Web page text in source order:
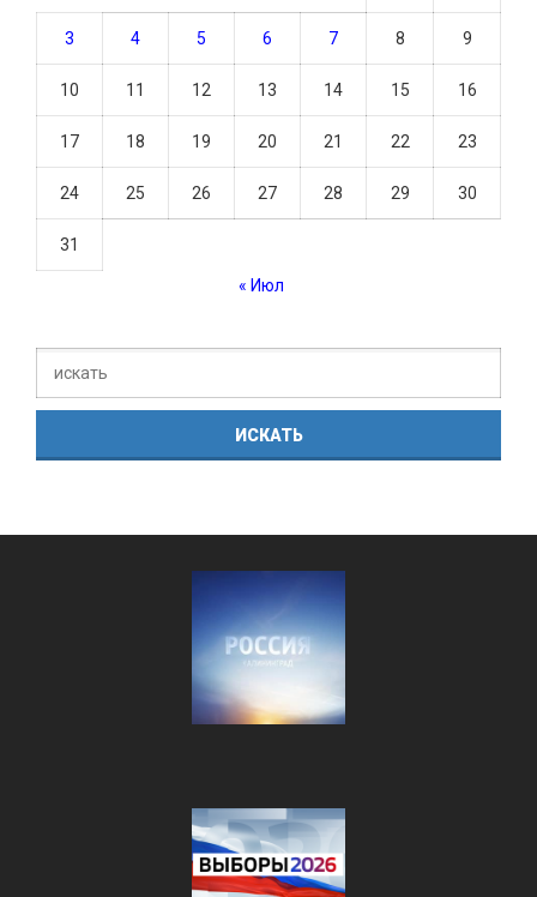
3 4 5 6 7 8 9
10 11 12 13 14 15 16
17 18 19 20 21 22 23
24 25 26 27 28 29 30
31
« Июл